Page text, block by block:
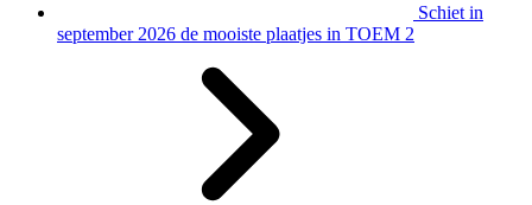
Schiet in
september 2026 de mooiste plaatjes in TOEM 2